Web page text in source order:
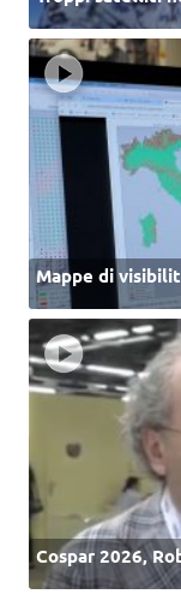
Mappe di
Cospar 2026,